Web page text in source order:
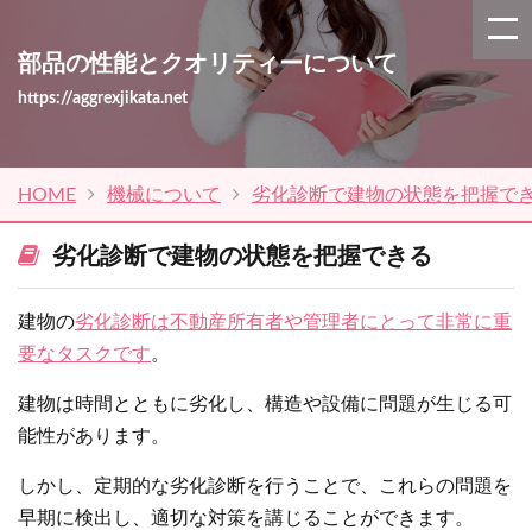
部品の性能とクオリティーについて
https://aggrexjikata.net
HOME 機械について 劣化診断で建物の状態を把握で
劣化診断で建物の状態を把握できる
建物の劣化診断は不動産所有者や管理者にとって非常に重
要なタスクです。
建物は時間とともに劣化し、構造や設備に問題が生じる可
能性があります。
しかし、定期的な劣化診断を行うことで、これらの問題を
早期に検出し、適切な対策を講じることができます。